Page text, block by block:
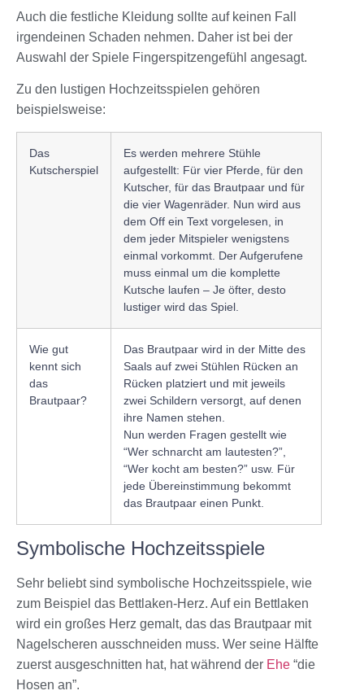
Auch die festliche Kleidung sollte auf keinen Fall
irgendeinen Schaden nehmen. Daher ist bei der
Auswahl der Spiele Fingerspitzengefühl angesagt.
Zu den lustigen Hochzeitsspielen gehören
beispielsweise:
Das
Kutscherspiel
Es werden mehrere Stühle
aufgestellt: Für vier Pferde, für den
Kutscher, für das Brautpaar und für
die vier Wagenräder. Nun wird aus
dem Off ein Text vorgelesen, in
dem jeder Mitspieler wenigstens
einmal vorkommt. Der Aufgerufene
muss einmal um die komplette
Kutsche laufen – Je öfter, desto
lustiger wird das Spiel.
Wie gut
kennt sich
das
Brautpaar?
Das Brautpaar wird in der Mitte des
Saals auf zwei Stühlen Rücken an
Rücken platziert und mit jeweils
zwei Schildern versorgt, auf denen
ihre Namen stehen.
Nun werden Fragen gestellt wie
“Wer schnarcht am lautesten?”,
“Wer kocht am besten?” usw. Für
jede Übereinstimmung bekommt
das Brautpaar einen Punkt.
Symbolische Hochzeitsspiele
Sehr beliebt sind symbolische Hochzeitsspiele, wie
zum Beispiel das Bettlaken-Herz. Auf ein Bettlaken
wird ein großes Herz gemalt, das das Brautpaar mit
Nagelscheren ausschneiden muss. Wer seine Hälfte
zuerst ausgeschnitten hat, hat während der Ehe “die
Hosen an”.